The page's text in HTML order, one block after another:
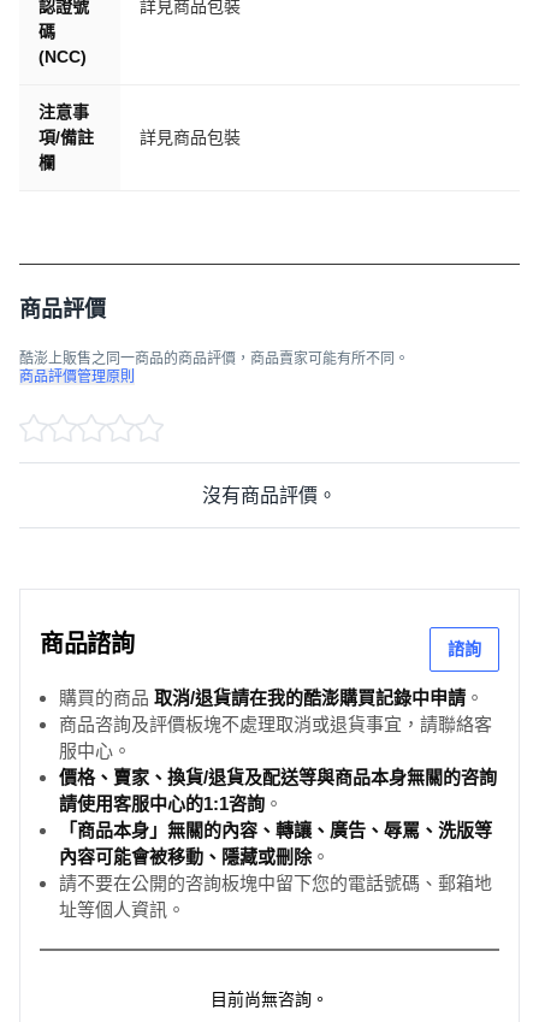
認證號
碼
(NCC)
詳見商品包裝
注意事
項/備註
欄
詳見商品包裝
商品評價
酷澎上販售之同一商品的商品評價，商品賣家可能有所不同。
商品評價管理原則
沒有商品評價。
商品諮詢 諮詢
購買的商品 取消/退貨請在我的酷澎購買記錄中申請 。
商品咨詢及評價板塊不處理取消或退貨事宜，請聯絡客
服中心。
價格、賣家、換貨/退貨及配送等與商品本身無關的咨詢
請使用客服中心的1:1咨詢 。
「商品本身」無關的內容、轉讓、廣告、辱罵、洗版等
內容可能會被移動、隱藏或刪除。
請不要在公開的咨詢板塊中留下您的電話號碼、郵箱地
址等個人資訊。
目前尚無咨詢。